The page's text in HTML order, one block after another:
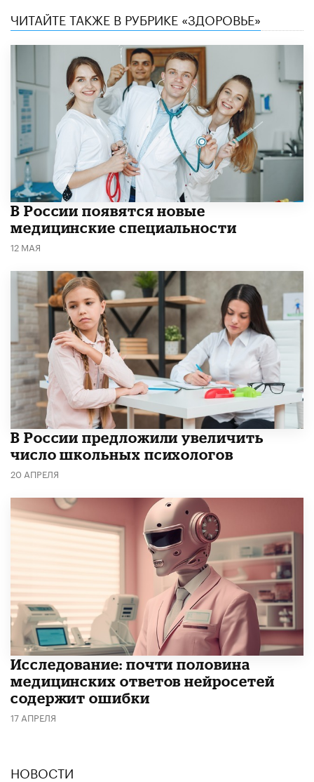
ЧИТАЙТЕ ТАКЖЕ В РУБРИКЕ «ЗДОРОВЬЕ»
В России появятся новые
медицинские специальности
12 МАЯ
В России предложили увеличить
число школьных психологов
20 АПРЕЛЯ
Исследование: почти половина
медицинских ответов нейросетей
содержит ошибки
17 АПРЕЛЯ
НОВОСТИ